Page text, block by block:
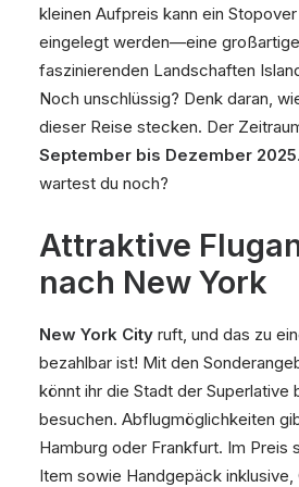
kleinen Aufpreis kann ein
eingelegt werden—eine
faszinierenden Landschaften
Noch unschlüssig? Denk daran,
dieser Reise stecken. Der
September bis Dezember 2025
wartest du noch?
Attraktive
nach New York
New York City ruft, und das zu
bezahlbar ist! Mit den
könnt ihr die Stadt der Superlative
besuchen. Abflugmöglichkeiten
Hamburg oder Frankfurt. Im Preis
Item sowie Handgepäck inklusive,